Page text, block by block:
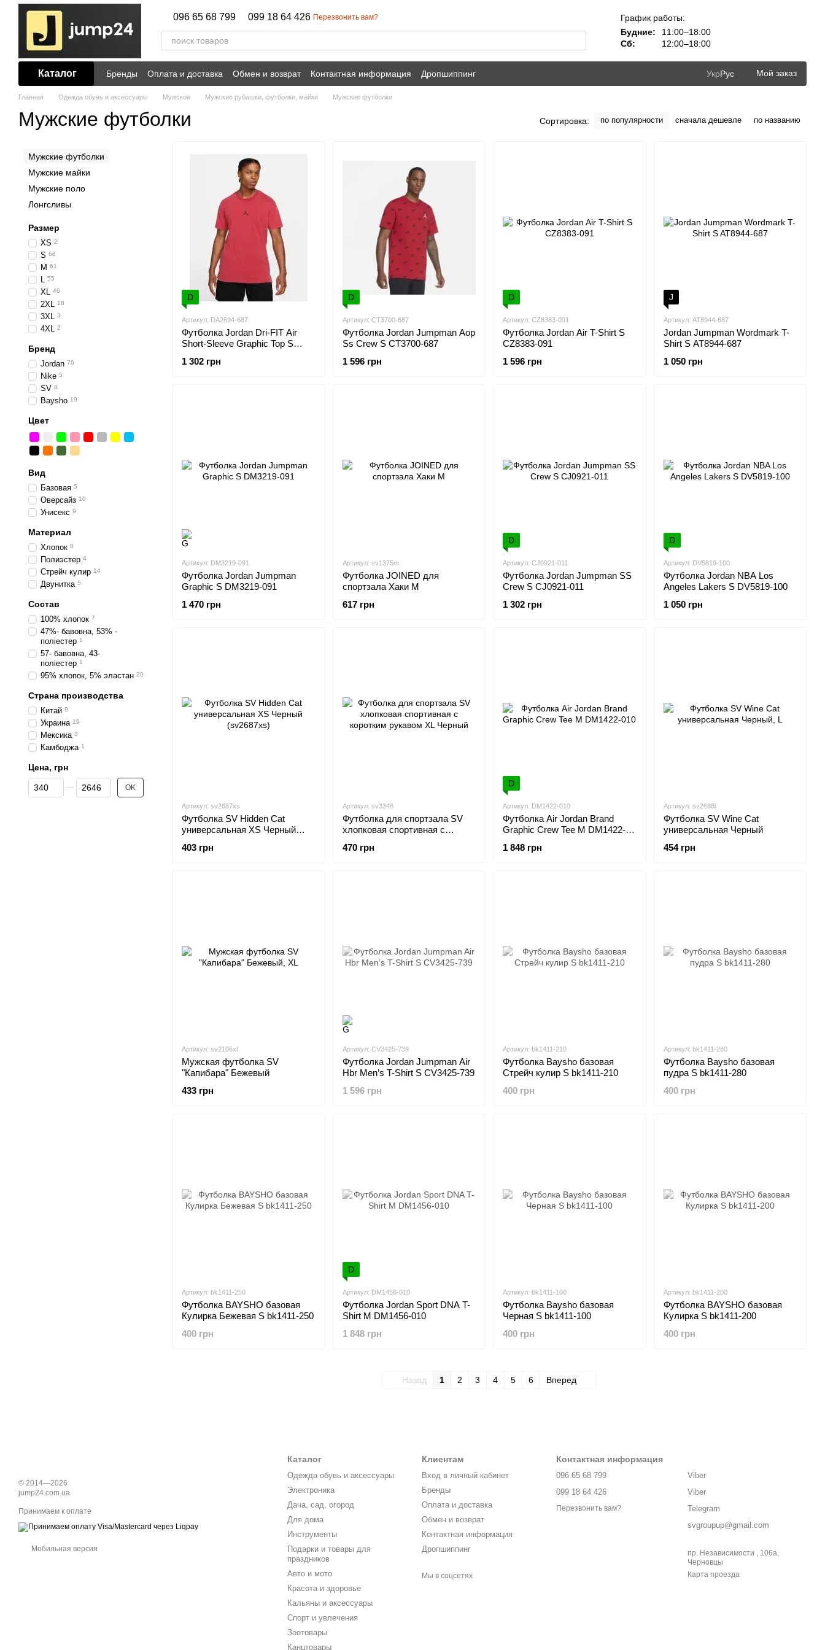
Перейти к основному контенту
096 65 68 799 099 18 64 426 Перезвонить вам?
График работы:
Будние:
11:00–18:00
Сб:
12:00–18:00
Каталог Бренды Оплата и доставка Обмен и возврат Контактная информация Дропшиппинг УкрРус Мой заказ
Главная Одежда обувь и аксессуары Мужское Мужские рубашки, футболки, майки Мужские футболки
Мужские футболки Сортировка: по популярности сначала дешевле по названию
D
Артикул: DA2694-687
Футболка Jordan Dri-FIT Air
Short-Sleeve Graphic Top S
1 302 грн
D
Артикул: CT3700-687
Футболка Jordan Jumpman Aop
Ss Crew S CT3700-687
1 596 грн
D
Артикул: CZ8383-091
Футболка Jordan Air T-Shirt S
CZ8383-091
1 596 грн
J
Артикул: AT8944-687
Jordan Jumpman Wordmark T-
Shirt S AT8944-687
1 050 грн
Артикул: DM3219-091
Футболка Jordan Jumpman
Graphic S DM3219-091
1 470 грн
Артикул: sv1375m
Футболка JOINED для
спортзала Хаки M
617 грн
D
Артикул: CJ0921-011
Футболка Jordan Jumpman SS
Crew S CJ0921-011
1 302 грн
D
Артикул: DV5819-100
Футболка Jordan NBA Los
Angeles Lakers S DV5819-100
1 050 грн
Артикул: sv2687xs
Футболка SV Hidden Cat
универсальная XS Черный
403 грн
Артикул: sv3346
Футболка для спортзала SV
хлопковая спортивная с
470 грн
D
Артикул: DM1422-010
Футболка Air Jordan Brand
Graphic Crew Tee M DM1422-
1 848 грн
Артикул: sv2688l
Футболка SV Wine Cat
универсальная Черный
454 грн
Артикул: sv2106xl
Мужская футболка SV
"Капибара" Бежевый
433 грн
Артикул: CV3425-739
Футболка Jordan Jumpman Air
Hbr Men’s T-Shirt S CV3425-739
1 596 грн
Артикул: bk1411-210
Футболка Baysho базовая
Стрейч кулир S bk1411-210
400 грн
Артикул: bk1411-280
Футболка Baysho базовая
пудра S bk1411-280
400 грн
Артикул: bk1411-250
Футболка BAYSHO базовая
Кулирка Бежевая S bk1411-250
400 грн
D
Артикул: DM1456-010
Футболка Jordan Sport DNA T-
Shirt M DM1456-010
1 848 грн
Артикул: bk1411-100
Футболка Baysho базовая
Черная S bk1411-100
400 грн
Артикул: bk1411-200
Футболка BAYSHO базовая
Кулирка S bk1411-200
400 грн
Назад 1 2 3 4 5 6 Вперед
Мужские футболки
Мужские майки
Мужские поло
Лонгсливы
Размер
XS 2
S 68
M 61
L 55
XL 46
2XL 18
3XL 3
4XL 2
Бренд
Jordan 76
Nike 5
SV 8
Baysho 19
Цвет
Вид
Базовая 5
Оверсайз 10
Унисекс 9
Материал
Хлопок 8
Полиэстер 4
Стрейч кулир 14
Двунитка 5
Состав
100% хлопок 7
47%- бавовна, 53% -
поліестер 1
57- бавовна, 43-
поліестер 1
95% хлопок, 5% эластан 20
Страна производства
Китай 9
Украина 19
Мексика 3
Камбоджа 1
Цена, грн
От Цена, грн
До Цена, грн OK
© 2014—2026
jump24.com.ua
Принимаем к оплате
Мобильная версия
Каталог
Одежда обувь и аксессуары
Электроника
Дача, сад, огород
Для дома
Инструменты
Подарки и товары для
праздников
Авто и мото
Красота и здоровье
Кальяны и аксессуары
Спорт и увлечения
Зоотовары
Канцтовары
Клиентам
Вход в личный кабинет
Бренды
Оплата и доставка
Обмен и возврат
Контактная информация
Дропшиппинг
Мы в соцсетях
Контактная информация
096 65 68 799
099 18 64 426
Перезвонить вам?
Viber
Viber
Telegram
svgroupup@gmail.com
пр. Независимости , 106а,
Черновцы
Карта проезда